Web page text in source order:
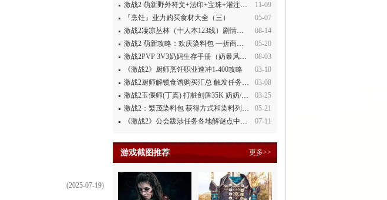
(2025-07-19)
11-09
激战2 萌新野外符文+法印+宝珠+灌注全讲解
05-07
『烹饪』业力购买食材大全（三）
08-14
激战2凄凉丛林（十人本123线）剧情整理
05-20
激战2 萌新攻略：欢庆染料包 一折商场買
08-03
激战2PVP 3V3奶妈生存手册（奶暴风、奶守护）
03-10
《激战2》厨师烹饪职业速冲1-400攻略
03-08
激战2厨师解锁食谱购买汇总 触发任务攻略
03-25
激战2玉偃师(丁真) 打桩剑盾35K 奶奶/萌新都会玩
05-21
激战2：繁茂染料包 获得方式和染料列表
07-11
《激战2》公会跋涉任务各地解谜点中文攻略
游戏截图推荐 更多>>